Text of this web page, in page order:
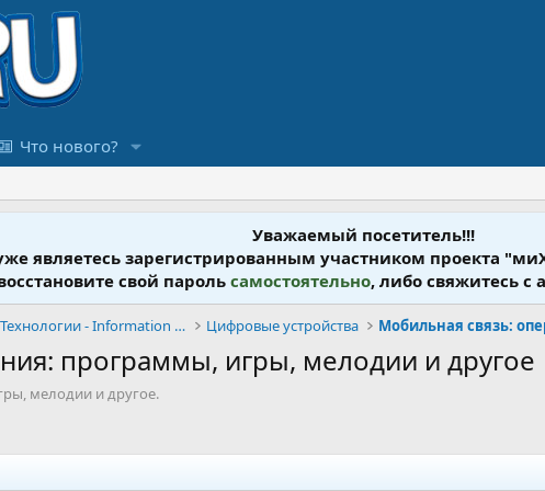
Что нового?
Уважаемый посетитель!!!
являетесь зарегистрированным участником проекта
свой пароль самостоятельно, либо свяжитесь с
Информационные Технологии - Information Technology Цифровые устройства
программы, игры, мелодии и другое
мелодии и другое.